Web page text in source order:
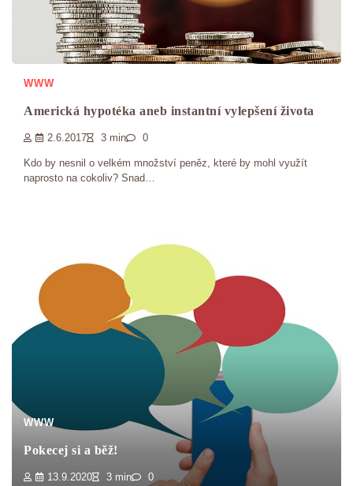
WWW
Americká hypotéka aneb instantní vylepšení života
2.6.2017 3 min 0
Kdo by nesnil o velkém množství peněz, které by mohl využít
naprosto na cokoliv? Snad…
WWW
Pokecej si a běž!
13.9.2020 3 min 0